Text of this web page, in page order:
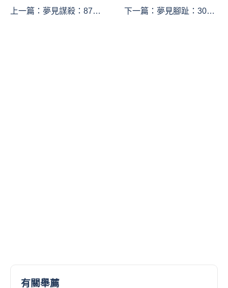
上一篇： 夢見謀殺：87個
下一篇： 夢見腳趾：30個
有關舉薦